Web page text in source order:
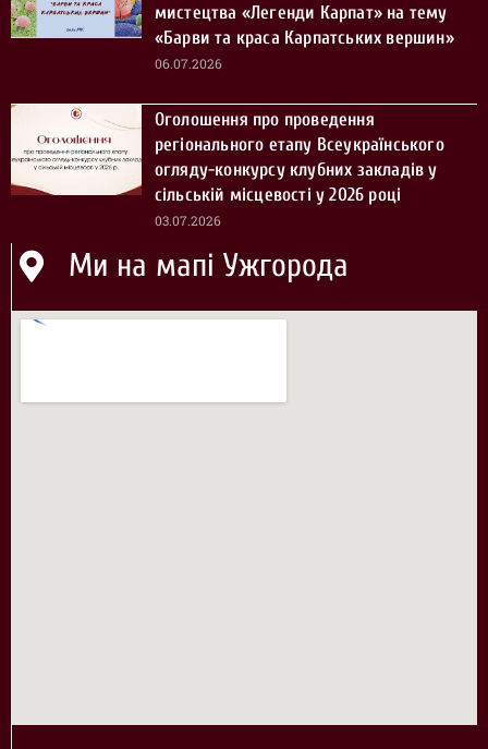
мистецтва «Легенди Карпат» на тему
«Барви та краса Карпатських вершин»
06.07.2026
Оголошення про проведення
регіонального етапу Всеукраїнського
огляду-конкурсу клубних закладів у
сільській місцевості у 2026 році
03.07.2026
Ми на мапі Ужгорода